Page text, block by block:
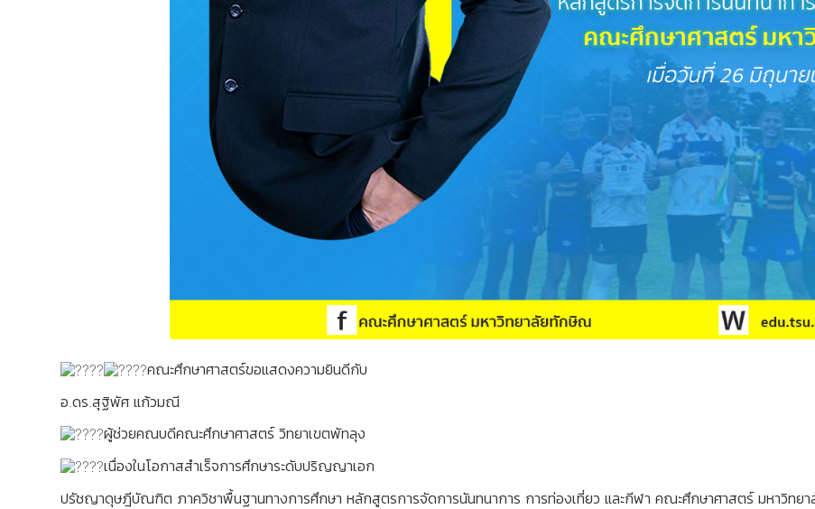
คณะศึกษาศาสตร์ขอแสดงความยินดีกับ
อ.ดร.สุฐิพัศ แก้วมณี
ผู้ช่วยคณบดีคณะศึกษาศาสตร์ วิทยาเขตพัทลุง
เนื่องในโอกาสสําเร็จการศึกษาระดับปริญญาเอก
ปรัชญาดุษฎีบัณฑิต ภาควิชาพื้นฐานทางการศึกษา หลักสูตรการจัดการนันทนาการ การท่องเที่ยว และกีฬา คณะศึกษาศาสตร์ มหาวิทยา